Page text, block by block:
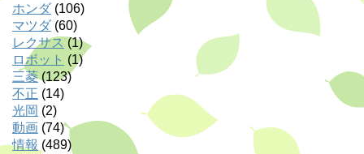
ホンダ (106)
マツダ (60)
レクサス (1)
ロボット (1)
三菱(123)
不正 (14)
光岡 (2)
動画 (74)
情報 (489)